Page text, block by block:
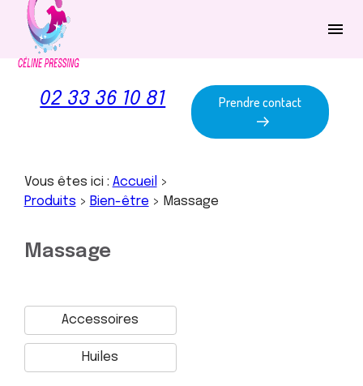
menu
02 33 36 10 81 Prendre contact
Vous êtes ici : Accueil >
Produits > Bien-être > Massage
Massage
Accessoires
Huiles
Panneau de gestion des cookies